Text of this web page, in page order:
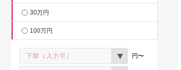
30万円
100万円
円〜